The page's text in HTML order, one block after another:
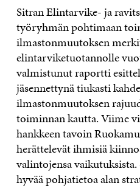
Sitran Elintarvike- ja
työryhmän pohtimaan
ilmastonmuutoksen
elintarviketuotannolle
valmistunut raportti
jäsennettynä tiukasti
ilmastonmuutoksen
toiminnan kautta. Viime
hankkeen tavoin
herättelevät ihmisiä
valintojensa
hyvää pohjatietoa alan